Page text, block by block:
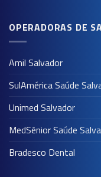
OPERADORAS DE
Amil Salvador
SulAmérica Saúde
Unimed Salvador
MedSênior Saúde
Bradesco Dental